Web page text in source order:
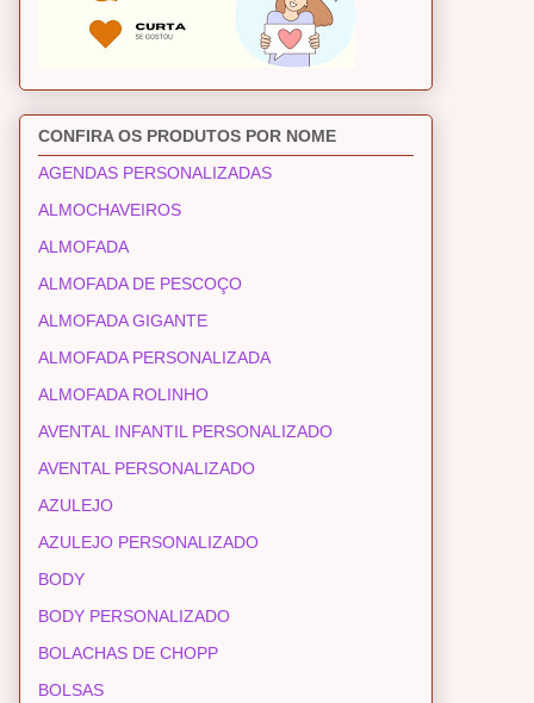
CONFIRA OS PRODUTOS POR NOME
AGENDAS PERSONALIZADAS
ALMOCHAVEIROS
ALMOFADA
ALMOFADA DE PESCOÇO
ALMOFADA GIGANTE
ALMOFADA PERSONALIZADA
ALMOFADA ROLINHO
AVENTAL INFANTIL PERSONALIZADO
AVENTAL PERSONALIZADO
AZULEJO
AZULEJO PERSONALIZADO
BODY
BODY PERSONALIZADO
BOLACHAS DE CHOPP
BOLSAS